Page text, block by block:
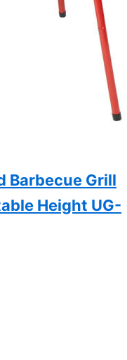
Barbecue Grill
Height UG-